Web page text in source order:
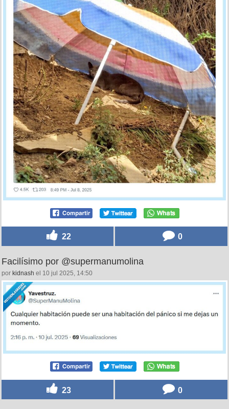
22 0
Facilísimo por @supermanumolina
por kidnash el 10 jul 2025, 14:50
23 0